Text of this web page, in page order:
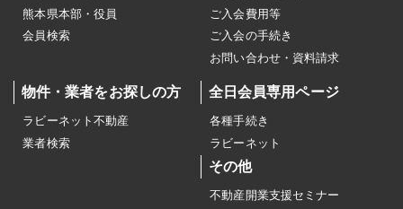
熊本県本部・役員
会員検索
ご入会費用等
ご入会の手続き
お問い合わせ・資料請求
物件・業者をお探しの方
ラビーネット不動産
業者検索
全日会員専用ページ
各種手続き
ラビーネット
その他
不動産開業支援セミナー